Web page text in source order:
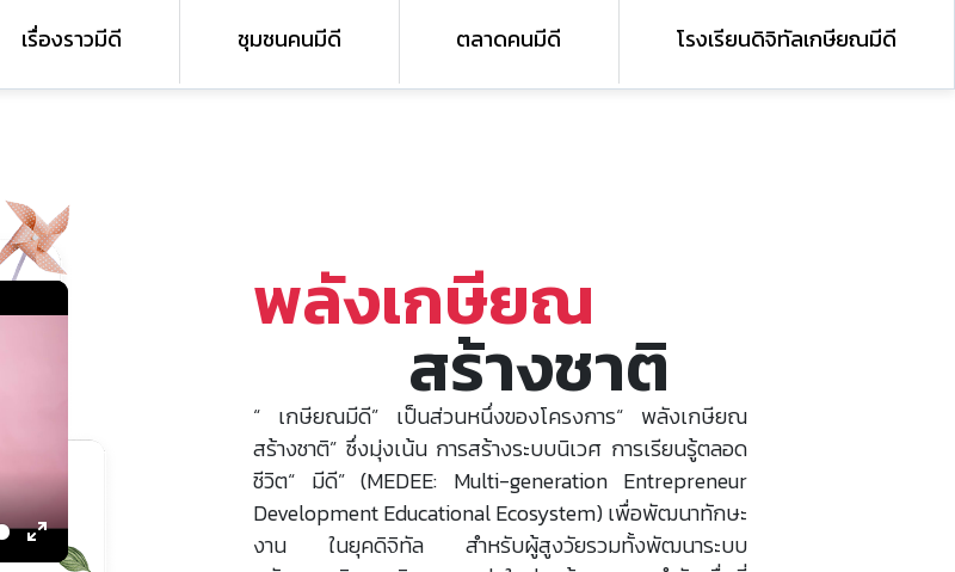
เรื่องราวมีดี ชุมชนคนมีดี ตลาดคนมีดี โรงเรียนดิจิทัลเกษียณมีดี
Enter
พลังเกษียณ
สร้างชาติ
“ เกษียณมีดี” เป็นส่วนหนึ่งของโครงการ“ พลังเกษียณ
สร้างชาติ” ซึ่งมุ่งเน้น การสร้างระบบนิเวศ การเรียนรู้ตลอด
ชีวิต“ มีดี” (MEDEE: Multi-generation Entrepreneur
Development Educational Ecosystem) เพื่อพัฒนาทักษะ
งาน ในยุคดิจิทัล สำหรับผู้สูงวัยรวมทั้งพัฒนาระบบ